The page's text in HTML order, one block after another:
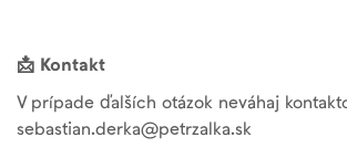
📩 Kontakt
V prípade ďalších otázok neváhaj
sebastian.derka@petrzalka.sk